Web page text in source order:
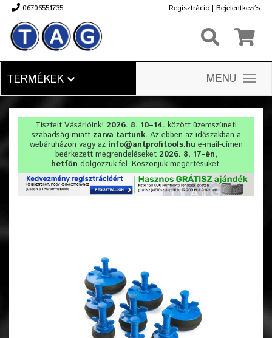
06706551735 Regisztrácio | Bejelentkezés
TERMÉKEK MENU
Tisztelt Vásárlóink! 2026. 8. 10–14. között üzemszüneti
szabadság miatt zárva tartunk. Az ebben az időszakban a
webáruházon vagy az info@antprofitools.hu e-mail-címen
beérkezett megrendeléseket 2026. 8. 17-én,
hétfőn dolgozzuk fel. Köszönjük megértésüket.